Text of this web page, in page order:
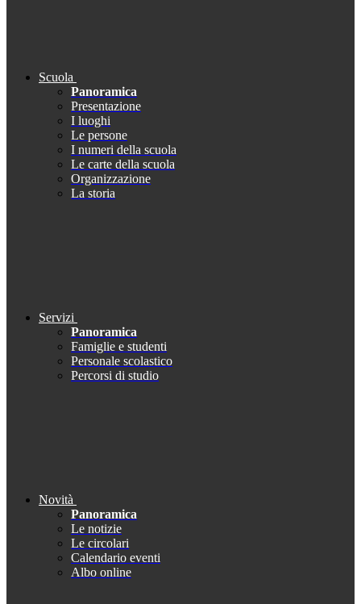
Scuola
Panoramica
Presentazione
I luoghi
Le persone
I numeri della scuola
Le carte della scuola
Organizzazione
La storia
Servizi
Panoramica
Famiglie e studenti
Personale scolastico
Percorsi di studio
Novità
Panoramica
Le notizie
Le circolari
Calendario eventi
Albo online